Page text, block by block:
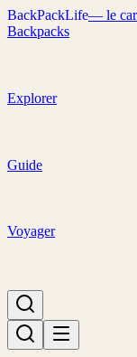
BackPackLife— le
Backpacks
Explorer
Guide
Voyager